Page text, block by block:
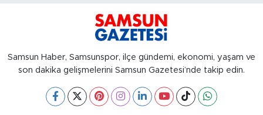
Samsun Haber, Samsunspor, ilçe gündemi, ekonomi, yaşam ve
son dakika gelişmelerini Samsun Gazetesi’nde takip edin.